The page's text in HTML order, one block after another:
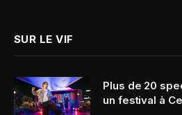
SUR LE VIF
Plus de 20
un festival à